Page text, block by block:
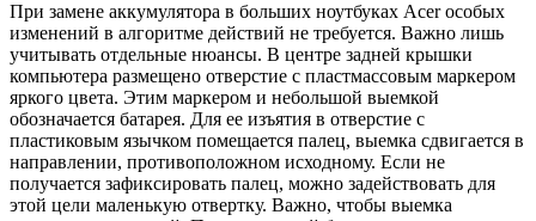
При замене аккумулятора в больших ноутбуках Acer особых
изменений в алгоритме действий не требуется. Важно лишь
учитывать отдельные нюансы. В центре задней крышки
компьютера размещено отверстие с пластмассовым маркером
яркого цвета. Этим маркером и небольшой выемкой
обозначается батарея. Для ее изъятия в отверстие с
пластиковым язычком помещается палец, выемка сдвигается в
направлении, противоположном исходному. Если не
получается зафиксировать палец, можно задействовать для
этой цели маленькую отвертку. Важно, чтобы выемка